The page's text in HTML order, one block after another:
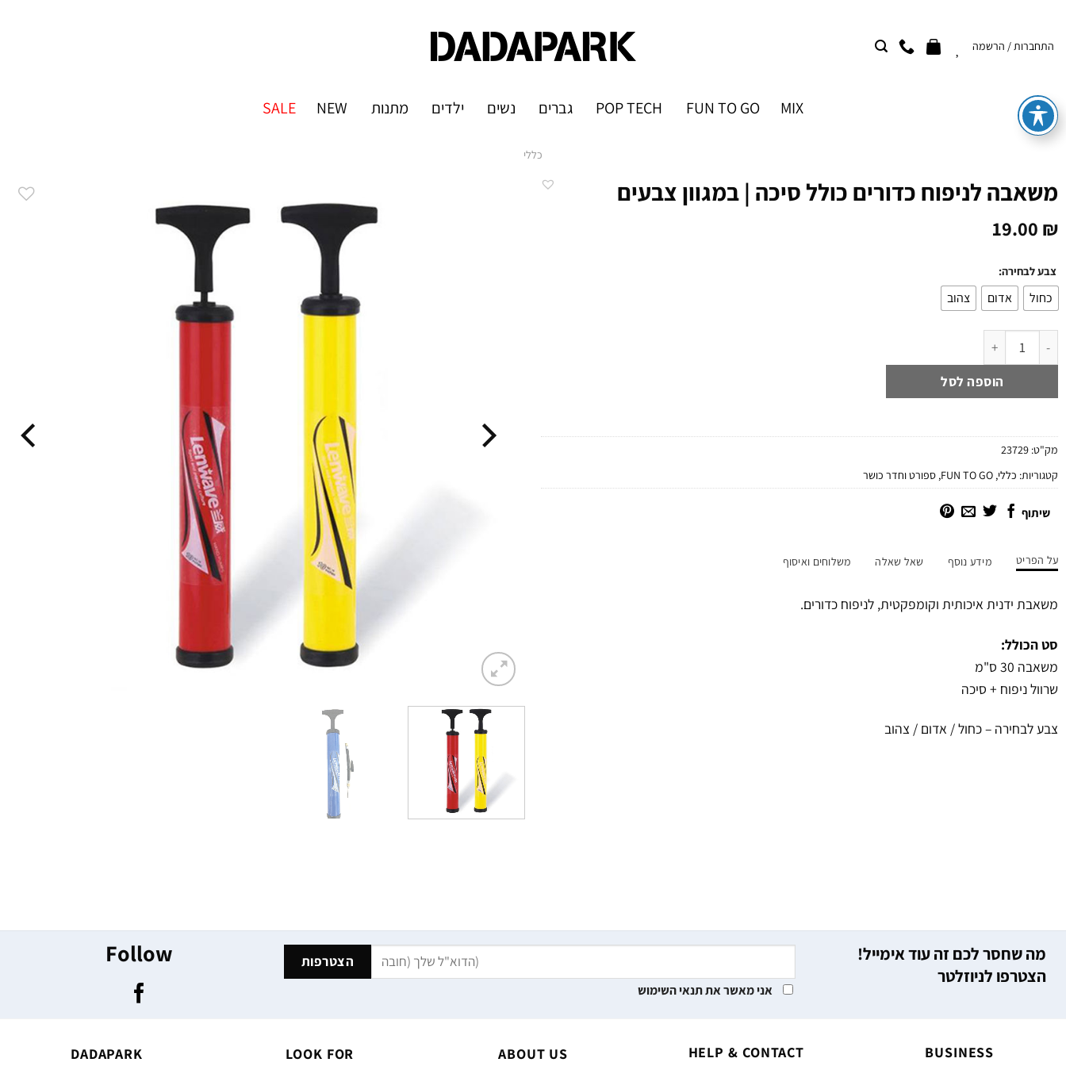
content
התחברות / הרשמה
MIX
FUN TO GO
POP TECH גברים נשים ילדים מתנות NEW
SALE
כללי
משאבה לניפוח כדורים כולל סיכה | במגוון צבעים
19.00 ₪
צבע לבחירה:
כחול אדום צהוב
כמות של משאבה לניפוח כדורים כולל סיכה | במגוון צבעים
הוספה לסל
מק"ט: 23729
קטגוריות: כללי,
FUN TO GO
, ספורט וחדר כושר
שיתוף
על הפריט מידע נוסף שאל שאלה משלוחים ואיסוף
משאבת ידנית איכותית וקומפקטית, לניפוח כדורים.
סט הכולל:
משאבה 30 ס"מ
שרוול ניפוח + סיכה
צבע לבחירה – כחול / אדום / צהוב
מה שחסר לכם זה עוד אימייל!
הצטרפו לניוזלטר
אני מאשר את תנאי השימוש
Follow
BUSINESS
HELP & CONTACT
ABOUT US
LOOK FOR
DADAPARK